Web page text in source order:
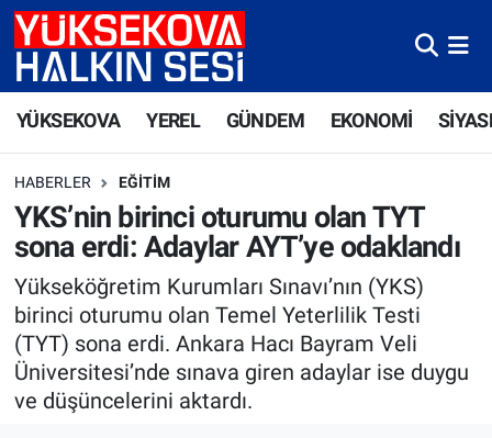
YÜKSEKOVA YEREL GÜNDEM EKONOMİ
HABERLER EĞITIM
YKS’nin birinci oturumu olan TYT
sona erdi: Adaylar AYT’ye odaklandı
Yükseköğretim Kurumları Sınavı’nın (YKS)
birinci oturumu olan Temel Yeterlilik Testi
(TYT) sona erdi. Ankara Hacı Bayram Veli
Üniversitesi’nde sınava giren adaylar ise duygu
ve düşüncelerini aktardı.
Yüksekova Nöbetçi Eczaneler
Süper Lig Puan Durumu ve Fikstür
Tüm Manşetler
Son Dakika Haberleri
Haber Arşivi